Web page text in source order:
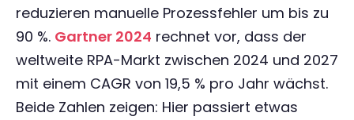
reduzieren manuelle Prozessfehler um bis zu
90 %. Gartner 2024 rechnet vor, dass der
weltweite RPA-Markt zwischen 2024 und 2027
mit einem CAGR von 19,5 % pro Jahr wächst.
Beide Zahlen zeigen: Hier passiert etwas